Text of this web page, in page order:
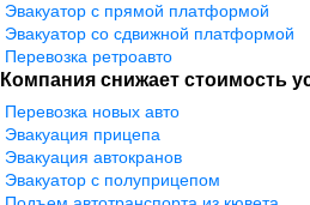
Эвакуатор с прямой платформой
Эвакуатор со сдвижной платформой
Перевозка ретроавто
Компания снижает стоимость
Перевозка новых авто
Эвакуация прицепа
Эвакуация автокранов
Эвакуатор с полуприцепом